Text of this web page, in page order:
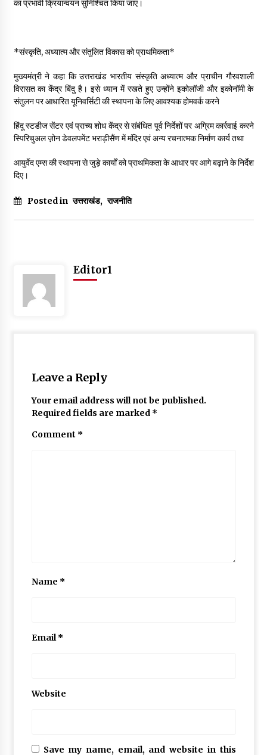
का प्रभावी क्रियान्वयन सुनिश्चित किया जाए।
*संस्कृति, अध्यात्म और संतुलित विकास को प्राथमिकता*
मुख्यमंत्री ने कहा कि उत्तराखंड भारतीय संस्कृति अध्यात्म और प्राचीन गौरवशाली
विरासत का केंद्र बिंदु है। इसे ध्यान में रखते हुए उन्होंने इकोलॉजी और इकोनॉमी के
संतुलन पर आधारित यूनिवर्सिटी की स्थापना के लिए आवश्यक होमवर्क करने
हिंदू स्टडीज सेंटर एवं प्राच्य शोध केंद्र से संबंधित पूर्व निर्देशों पर अग्रिम कार्रवाई करने
स्पिरिचुअल ज़ोन डेवलपमेंट भराड़ीसैंण में मंदिर एवं अन्य रचनात्मक निर्माण कार्य तथा
आयुर्वेद एम्स की स्थापना से जुड़े कार्यों को प्राथमिकता के आधार पर आगे बढ़ाने के निर्देश
दिए।
Posted in उत्तराखंड, राजनीति
Editor1
Leave a Reply
Your email address will not be published.
Required fields are marked *
Comment *
Name *
Email*
Website
Save my name, email, and website in this